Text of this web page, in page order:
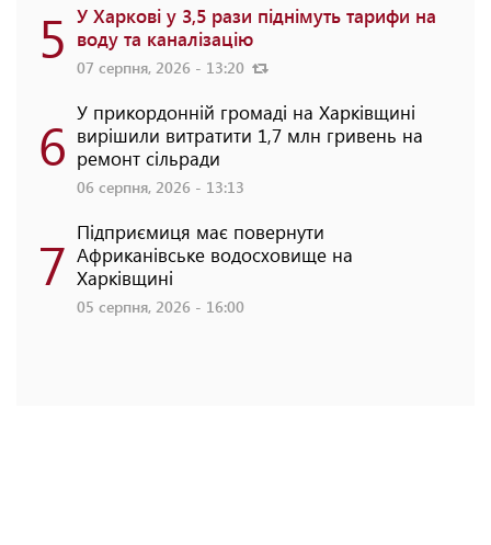
5 У Харкові у 3,5 рази піднімуть тарифи на
воду та каналізацію
07 серпня, 2026 - 13:20
6 У прикордонній громаді на Харківщині
вирішили витратити 1,7 млн гривень на
ремонт сільради
06 серпня, 2026 - 13:13
7 Підприємиця має повернути
Африканівське водосховище на
Харківщині
05 серпня, 2026 - 16:00